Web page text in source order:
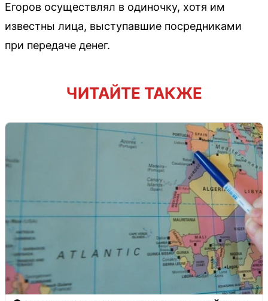
Егоров осуществлял в одиночку, хотя им
известны лица, выступавшие посредниками
при передаче денег.
ЧИТАЙТЕ ТАКЖЕ